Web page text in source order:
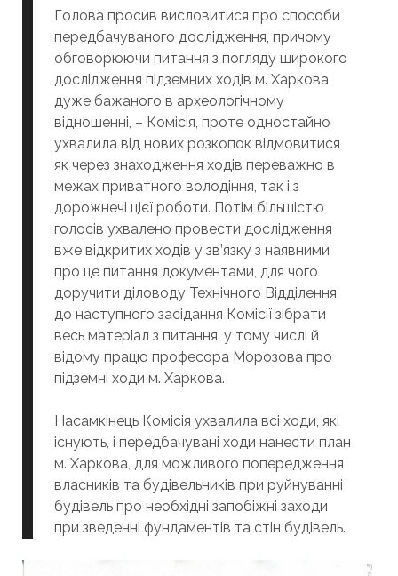
Голова просив висловитися про способи
передбачуваного дослідження, причому
обговорюючи питання з погляду широкого
дослідження підземних ходів м. Харкова,
дуже бажаного в археологічному
відношенні, – Комісія, проте одностайно
ухвалила від нових розкопок відмовитися
як через знаходження ходів переважно в
межах приватного володіння, так і з
дорожнечі цієї роботи. Потім більшістю
голосів ухвалено провести дослідження
вже відкритих ходів у зв’язку з наявними
про це питання документами, для чого
доручити діловоду Технічного Відділення
до наступного засідання Комісії зібрати
весь матеріал з питання, у тому числі й
відому працю професора Морозова про
підземні ходи м. Харкова.
Насамкінець Комісія ухвалила всі ходи, які
існують, і передбачувані ходи нанести план
м. Харкова, для можливого попередження
власників та будівельників при руйнуванні
будівель про необхідні запобіжні заходи
при зведенні фундаментів та стін будівель.